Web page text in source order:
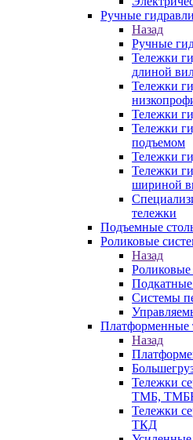
Ручные
Назад
Ручные
Тележки
длиной
Тележки
Тележки
Тележки
подъемом
Тележки
Тележки
шириной
тележки
Подъемные
Роликовые
Назад
Системы
Платформенные
Назад
Тележки
ТМБ,
Тележки
ТКД